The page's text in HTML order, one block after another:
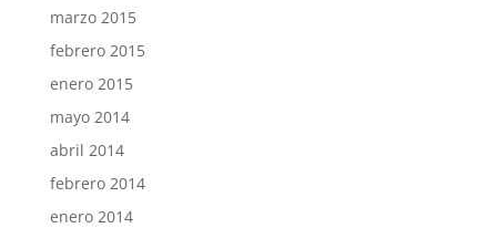
marzo 2015
febrero 2015
enero 2015
mayo 2014
abril 2014
febrero 2014
enero 2014